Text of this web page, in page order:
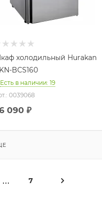
холодильный Hurakan
BCS160
Есть в наличии: 19
0039068
090 ₽
7